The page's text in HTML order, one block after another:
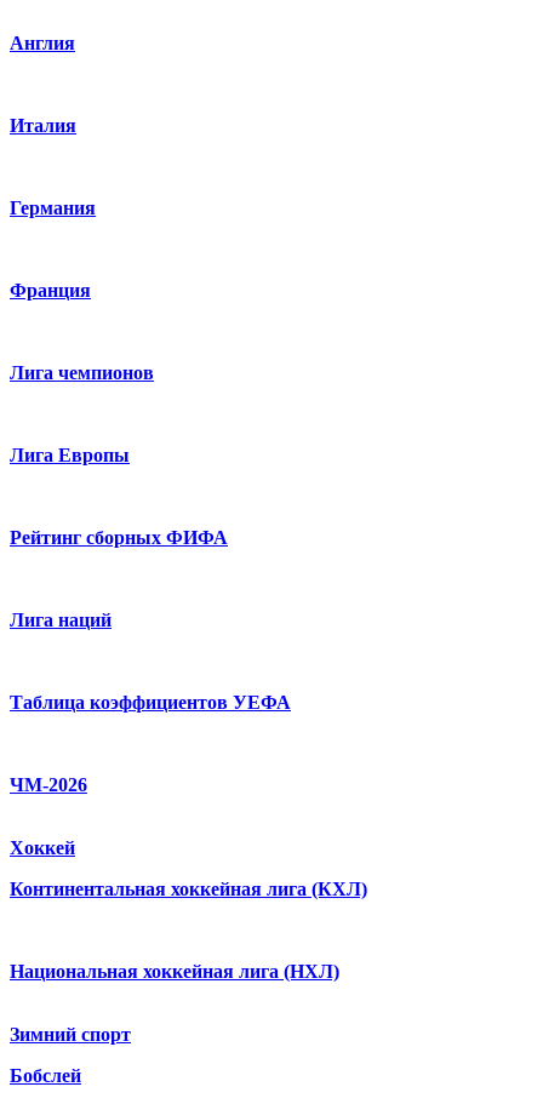
Англия
Италия
Германия
Франция
Лига чемпионов
Лига Европы
Рейтинг сборных ФИФА
Лига наций
Таблица коэффициентов УЕФА
ЧМ-2026
Хоккей
Континентальная хоккейная лига (КХЛ)
Национальная хоккейная лига (НХЛ)
Зимний спорт
Бобслей